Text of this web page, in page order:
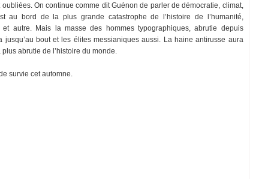
On continue comme dit Guénon de parler de démocratie, climat,
au bord de la plus grande catastrophe de l’histoire de l’humanité,
et autre. Mais la masse des hommes typographiques, abrutie depuis
jusqu’au bout et les élites messianiques aussi. La haine antirusse aura
abrutie de l’histoire du monde.
survie cet automne.